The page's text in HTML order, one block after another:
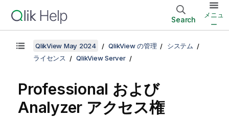
Search
メニュ
ー
QlikView May 2024 QlikView の管理
システム
ライセンス
QlikView Server
Professional および
Analyzer アクセス権